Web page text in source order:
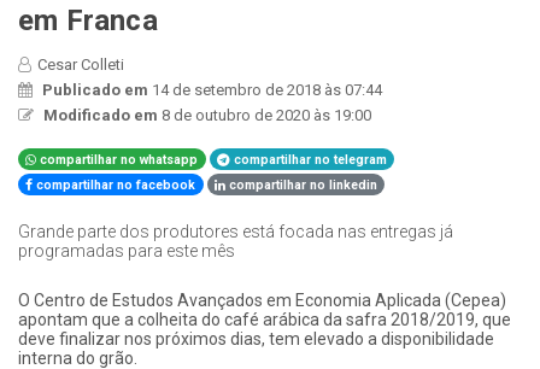
em Franca
Cesar Colleti
Publicado em 14 de setembro de 2018 às 07:44
Modificado em 8 de outubro de 2020 às 19:00
compartilhar no whatsapp
compartilhar no telegram
compartilhar no facebook
compartilhar no linkedin
Grande parte dos produtores está focada nas entregas já
programadas para este mês
O Centro de Estudos Avançados em Economia Aplicada (Cepea)
apontam que a colheita do café arábica da safra 2018/2019, que
deve finalizar nos próximos dias, tem elevado a disponibilidade
interna do grão.